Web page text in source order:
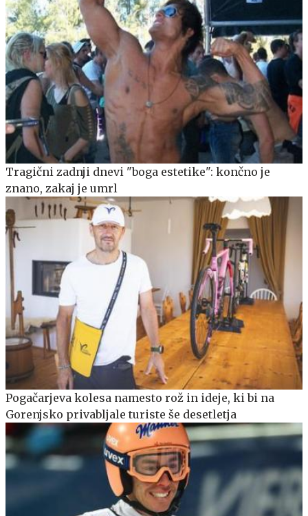
Tragični zadnji dnevi "boga estetike": končno je
znano, zakaj je umrl
Pogačarjeva kolesa namesto rož in ideje, ki bi na
Gorenjsko privabljale turiste še desetletja